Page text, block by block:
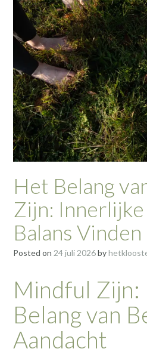
Het Belang
Zijn: Innerlijke
Balans Vinden
Posted on 24 juli 2026by
Mindful Zijn:
Belang van
Aandacht